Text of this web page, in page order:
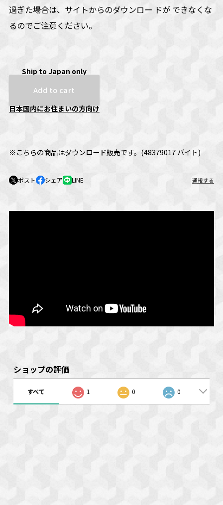
過ぎた場合は、サイトからのダウンロー ドが できなくな
るのでご注意ください。
Ship to Japan only
Add to cart
日本国内にお住まいの方向け
※こちらの商品はダウンロード販売です。(48379017 バイト)
ポスト シェア LINE 通報する
ショップの評価
すべて 1 0 0